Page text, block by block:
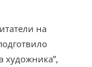
на
художника”,